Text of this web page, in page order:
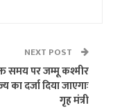
NEXT POST
समय पर जम्मू कश्मीर
का दर्जा दिया जाएगाः
गृह मंत्री